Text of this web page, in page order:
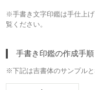
※手書き文字印鑑は手仕上
覧ください。
手書き印鑑の作成手順
※下記は吉書体のサンプルと